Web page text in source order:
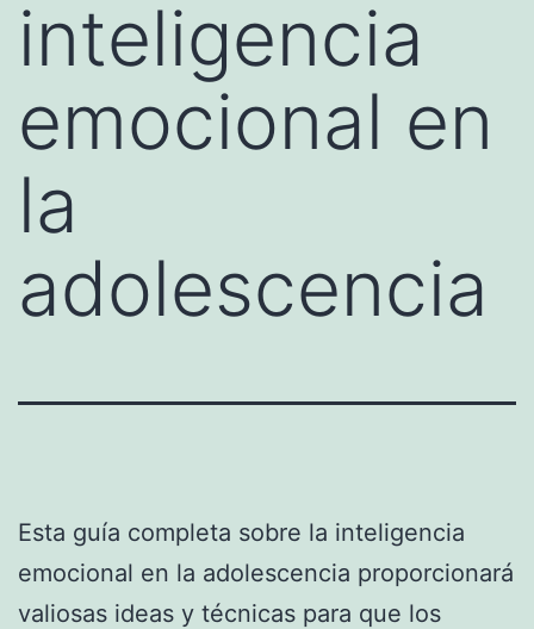
inteligencia
emocional en
la
adolescencia
Esta guía completa sobre la inteligencia
emocional en la adolescencia proporcionará
valiosas ideas y técnicas para que los